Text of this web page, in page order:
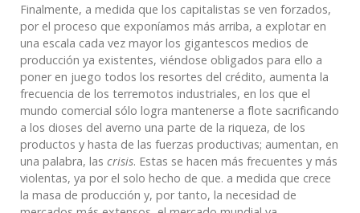
Finalmente, a medida que los capitalistas se ven forzados,
por el proceso que exponíamos más arriba, a explotar en
una escala cada vez mayor los gigantescos medios de
producción ya existentes, viéndose obligados para ello a
poner en juego todos los resortes del crédito, aumenta la
frecuencia de los terremotos industriales, en los que el
mundo comercial sólo logra mantenerse a flote sacrificando
a los dioses del averno una parte de la riqueza, de los
productos y hasta de las fuerzas productivas; aumentan, en
una palabra, las crisis. Estas se hacen más frecuentes y más
violentas, ya por el solo hecho de que. a medida que crece
la masa de producción y, por tanto, la necesidad de